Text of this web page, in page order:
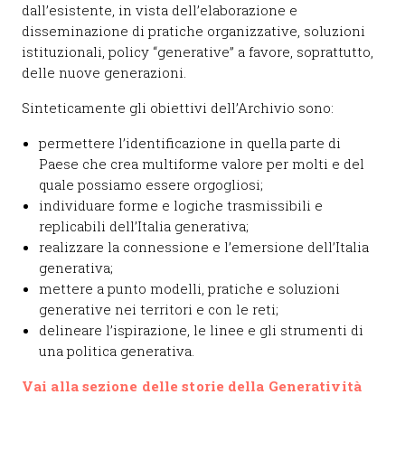
dall’esistente, in vista dell’elaborazione e
disseminazione di pratiche organizzative, soluzioni
istituzionali, policy “generative” a favore, soprattutto,
delle nuove generazioni.
Sinteticamente gli obiettivi dell’Archivio sono:
permettere l’identificazione in quella parte di
Paese che crea multiforme valore per molti e del
quale possiamo essere orgogliosi;
individuare forme e logiche trasmissibili e
replicabili dell’Italia generativa;
realizzare la connessione e l’emersione dell’Italia
generativa;
mettere a punto modelli, pratiche e soluzioni
generative nei territori e con le reti;
delineare l’ispirazione, le linee e gli strumenti di
una politica generativa.
Vai alla sezione delle storie della Generatività